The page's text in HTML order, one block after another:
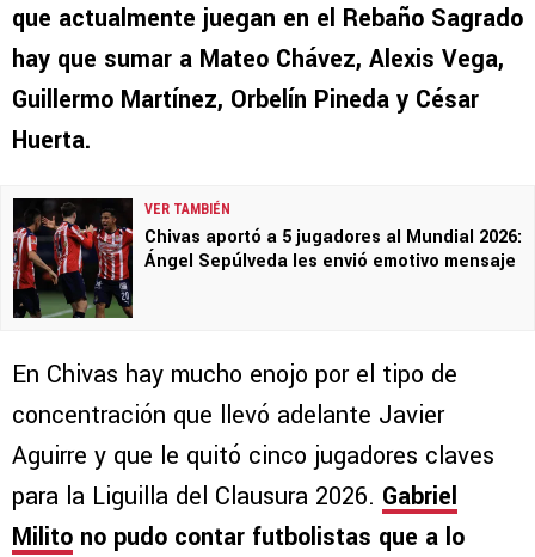
que actualmente juegan en el Rebaño Sagrado
hay que sumar a Mateo Chávez, Alexis Vega,
Guillermo Martínez, Orbelín Pineda y César
Huerta.
VER TAMBIÉN
Chivas aportó a 5 jugadores al Mundial 2026:
Ángel Sepúlveda les envió emotivo mensaje
En Chivas hay mucho enojo por el tipo de
concentración que llevó adelante Javier
Aguirre y que le quitó cinco jugadores claves
para la Liguilla del Clausura 2026. Gabriel
Milito no pudo contar futbolistas que a lo